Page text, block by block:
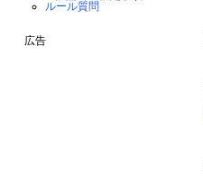
ルール質問
広告